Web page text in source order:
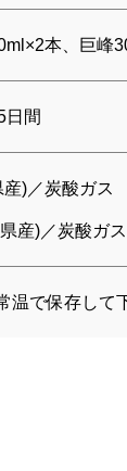
本、巨峰
日間
)／炭酸ガス
産)／炭酸ガ
温で保存して